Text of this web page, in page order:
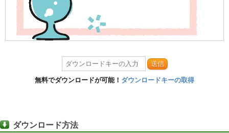
送信
無料でダウンロードが可能！ ダウンロードキーの取得
ダウンロード方法